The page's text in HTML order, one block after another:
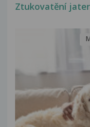
Ztukovatění